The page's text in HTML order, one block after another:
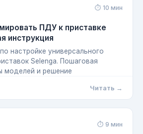
⏱ 10 мин
ПДУ к приставке
инструкция
настройке универсального
Selenga. Пошаговая
моделей и решение
Читать →
⏱ 9 мин